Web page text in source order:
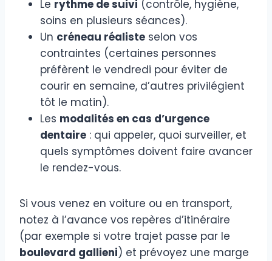
Le rythme de suivi (contrôle, hygiène,
soins en plusieurs séances).
Un créneau réaliste selon vos
contraintes (certaines personnes
préfèrent le vendredi pour éviter de
courir en semaine, d’autres privilégient
tôt le matin).
Les modalités en cas d’urgence
dentaire : qui appeler, quoi surveiller, et
quels symptômes doivent faire avancer
le rendez-vous.
Si vous venez en voiture ou en transport,
notez à l’avance vos repères d’itinéraire
(par exemple si votre trajet passe par le
boulevard gallieni) et prévoyez une marge